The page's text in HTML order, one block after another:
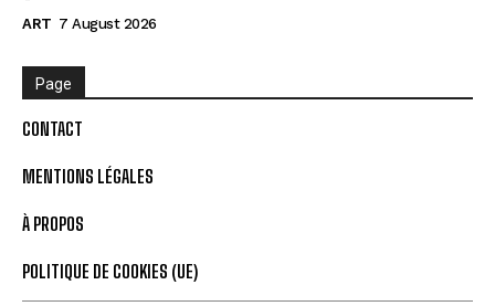
ART 7 August 2026
Page
CONTACT
MENTIONS LÉGALES
À PROPOS
POLITIQUE DE COOKIES (UE)